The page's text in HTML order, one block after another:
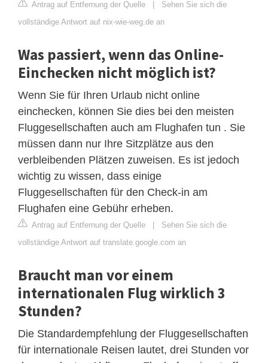
Antrag auf Entfernung der Quelle | Sehen Sie sich die
vollständige Antwort auf nix-wie-weg.de an
Was passiert, wenn das Online-
Einchecken nicht möglich ist?
Wenn Sie für Ihren Urlaub nicht online
einchecken, können Sie dies bei den meisten
Fluggesellschaften auch am Flughafen tun . Sie
müssen dann nur Ihre Sitzplätze aus den
verbleibenden Plätzen zuweisen. Es ist jedoch
wichtig zu wissen, dass einige
Fluggesellschaften für den Check-in am
Flughafen eine Gebühr erheben.
Antrag auf Entfernung der Quelle | Sehen Sie sich die
vollständige Antwort auf translate.google.com an
Braucht man vor einem
internationalen Flug wirklich 3
Stunden?
Die Standardempfehlung der Fluggesellschaften
für internationale Reisen lautet, drei Stunden vor